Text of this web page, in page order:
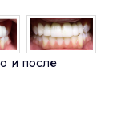
и после